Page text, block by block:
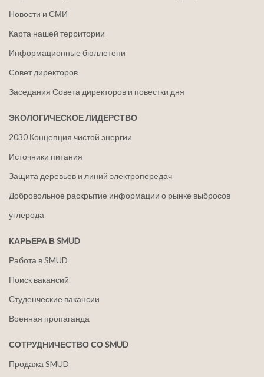
Новости и СМИ
Карта нашей территории
Информационные бюллетени
Совет директоров
Заседания Совета директоров и повестки дня
ЭКОЛОГИЧЕСКОЕ ЛИДЕРСТВО
2030 Концепция чистой энергии
Источники питания
Защита деревьев и линий электропередач
Добровольное раскрытие информации о рынке выбросов
углерода
КАРЬЕРА В SMUD
Работа в SMUD
Поиск вакансий
Студенческие вакансии
Военная пропаганда
СОТРУДНИЧЕСТВО СО SMUD
Продажа SMUD